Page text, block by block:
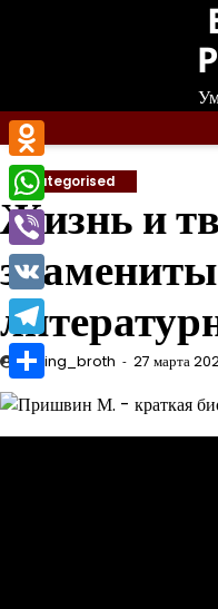
Uncategorised
Жизнь и
mining_broth 27 марта
Odnoklassniki
WhatsApp
Viber
VK
Telegram
Отправить